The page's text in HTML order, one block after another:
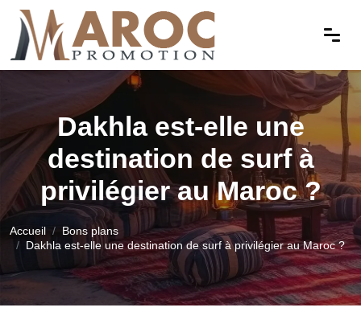
Dakhla est-elle une
destination de surf à
privilégier au Maroc ?
Accueil
Bons plans
Dakhla est-elle une destination de surf à privilégier au Maroc ?